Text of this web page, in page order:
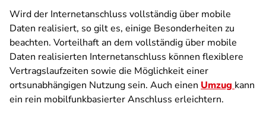
Wird der Internetanschluss vollständig über mobile
Daten realisiert, so gilt es, einige Besonderheiten zu
beachten. Vorteilhaft an dem vollständig über mobile
Daten realisierten Internetanschluss können flexiblere
Vertragslaufzeiten sowie die Möglichkeit einer
ortsunabhängigen Nutzung sein. Auch einen Umzug kann
ein rein mobilfunkbasierter Anschluss erleichtern.